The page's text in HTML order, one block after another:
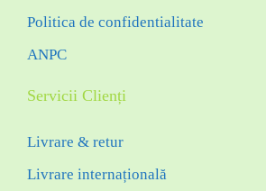
Politica de confidentialitate
ANPC
Servicii Clienți
Livrare & retur
Livrare internațională